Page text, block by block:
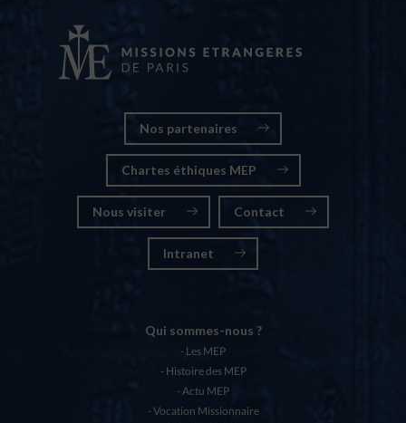
Nos partenaires
Chartes éthiques MEP
Nous visiter Contact
Intranet
Qui sommes-nous ?
Les MEP
Histoire des MEP
Actu MEP
Vocation Missionnaire